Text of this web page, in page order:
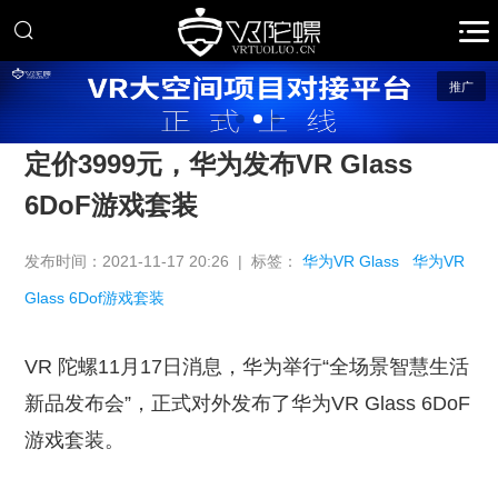
推广
定价3999元，华为发布VR Glass
6DoF游戏套装
发布时间：2021-11-17 20:26 | 标签：华为VR Glass 华为VR
Glass 6Dof游戏套装
VR 陀螺11月17日消息，华为举行“全场景智慧生活
新品发布会”，正式对外发布了华为VR Glass 6DoF
游戏套装。